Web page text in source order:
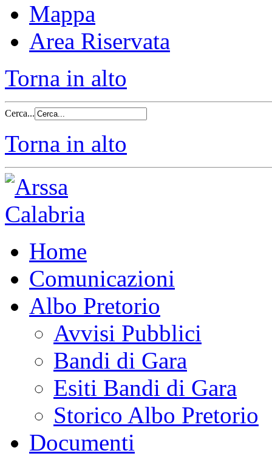
Mappa
Area Riservata
Torna in alto
Cerca...
Torna in alto
Home
Comunicazioni
Albo Pretorio
Avvisi Pubblici
Bandi di Gara
Esiti Bandi di Gara
Storico Albo Pretorio
Documenti